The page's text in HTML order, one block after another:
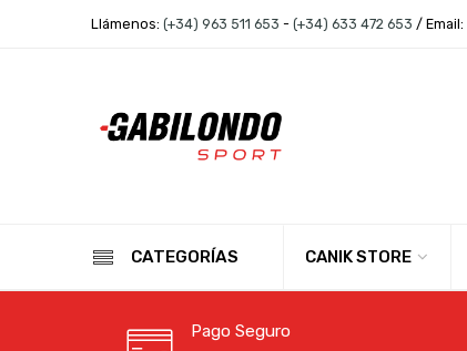
Llámenos: (+34) 963 511 653 - (+34) 633 472 653 / Email:
CATEGORÍAS CANIK STORE
Pago Seguro